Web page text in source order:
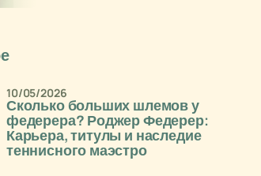
Сколько больших шлемов у
федерера? Роджер Федерер:
Карьера, титулы и наследие
теннисного маэстро
10/05/2026